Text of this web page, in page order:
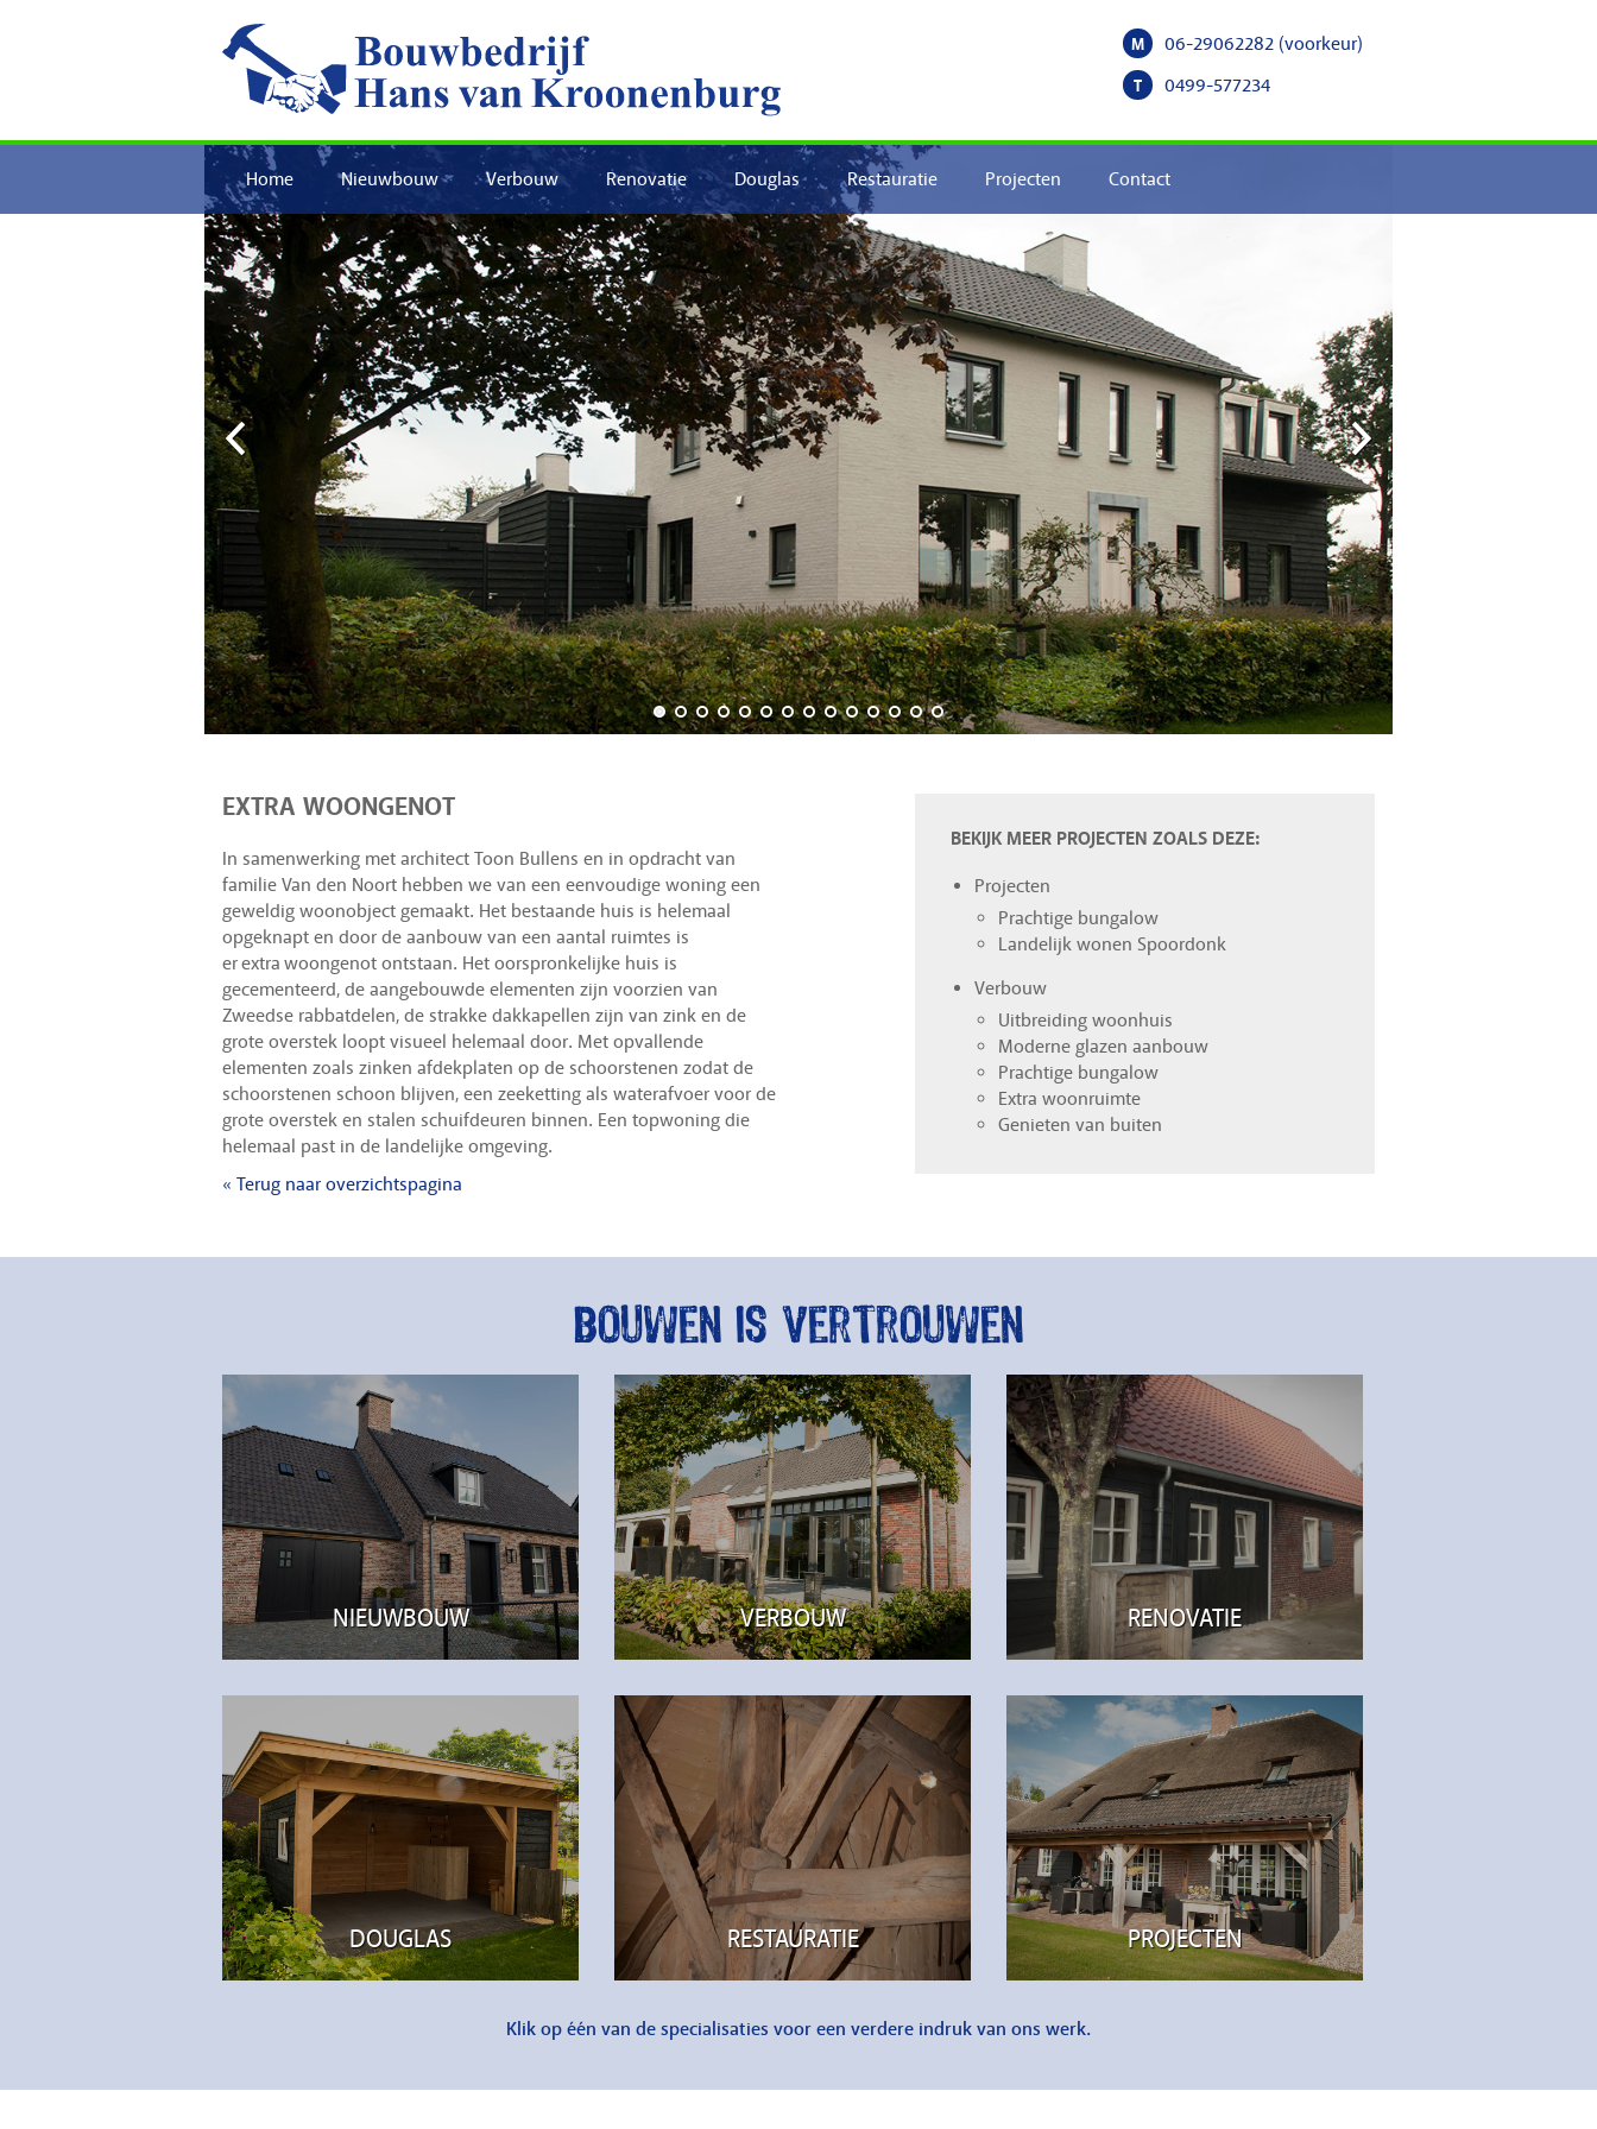
M 06-29062282 (voorkeur)
T 0499-577234
Home Nieuwbouw Verbouw Renovatie Douglas Restauratie Projecten Contact
Previous Next
EXTRA WOONGENOT
In samenwerking met architect Toon Bullens en in opdracht van
familie Van den Noort hebben we van een eenvoudige woning een
geweldig woonobject gemaakt. Het bestaande huis is helemaal
opgeknapt en door de aanbouw van een aantal ruimtes is
er extra woongenot ontstaan. Het oorspronkelijke huis is
gecementeerd, de aangebouwde elementen zijn voorzien van
Zweedse rabbatdelen, de strakke dakkapellen zijn van zink en de
grote overstek loopt visueel helemaal door. Met opvallende
elementen zoals zinken afdekplaten op de schoorstenen zodat de
schoorstenen schoon blijven, een zeeketting als waterafvoer voor de
grote overstek en stalen schuifdeuren binnen. Een topwoning die
helemaal past in de landelijke omgeving.
« Terug naar overzichtspagina
BEKIJK MEER PROJECTEN ZOALS DEZE:
Projecten
Prachtige bungalow
Landelijk wonen Spoordonk
Verbouw
Uitbreiding woonhuis
Moderne glazen aanbouw
Prachtige bungalow
Extra woonruimte
Genieten van buiten
Bouwen is vertrouwen
NIEUWBOUW VERBOUW RENOVATIE
DOUGLAS RESTAURATIE PROJECTEN
Klik op één van de specialisaties voor een verdere indruk van ons werk.